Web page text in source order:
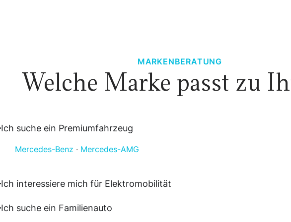
MARKENBERATUNG
Welche Marke passt zu
Ich suche ein Premiumfahrzeug
Mercedes-Benz · Mercedes-AMG
Ich interessiere mich für Elektromobilität
Ich suche ein Familienauto